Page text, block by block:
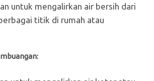
untuk mengalirkan air bersih dari
titik di rumah atau